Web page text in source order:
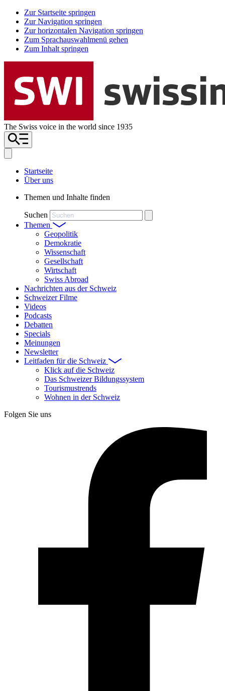
Zur Startseite springen
Zur Navigation springen
Zur horizontalen Navigation springen
Zum Sprachauswahlmenü gehen
Zum Inhalt springen
The Swiss voice in the world since 1935
Startseite
Über uns
Themen und Inhalte finden
Suchen
Themen
Geopolitik
Demokratie
Wissenschaft
Gesellschaft
Wirtschaft
Swiss Abroad
Nachrichten aus der Schweiz
Schweizer Filme
Videos
Podcasts
Debatten
Specials
Meinungen
Newsletter
Leitfaden für die Schweiz
Klick auf die Schweiz
Das Schweizer Bildungssystem
Tourismustrends
Wohnen in der Schweiz
Folgen Sie uns